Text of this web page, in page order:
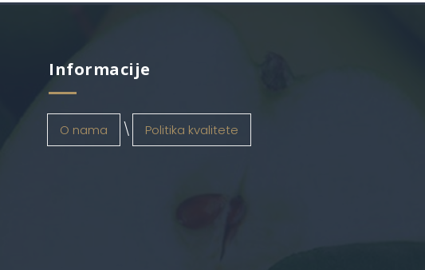
Informacije
O nama Politika kvalitete